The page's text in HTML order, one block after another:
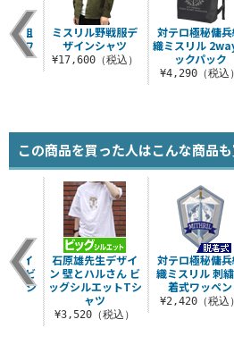
対テロ極秘傭兵
織ミスリル
ックパック
¥4,290（税込）
兵組
繍ワ
ミスリル野戦服デ
ザインシャツ
¥17,600（税込）
この商品を買った人はこんな商品
対テロ極秘傭兵
織ミスリル 刺
着式ワッペン
¥2,420（税込）
ザイ
撃 ビ
トTシ
石原雄先生デザイ
ン 壁とハルさん ビ
ッグシルエットTシ
ャツ
¥3,520（税込）